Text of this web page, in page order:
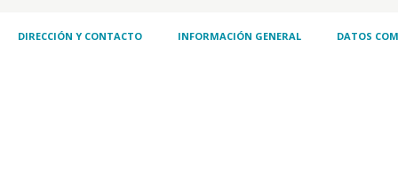
DIRECCIÓN Y CONTACTO INFORMACIÓN GENERAL DATOS